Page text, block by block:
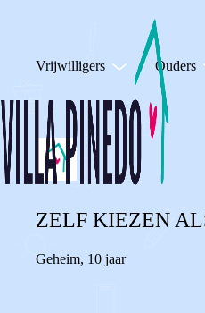
Vrijwilligers Ouders
ZELF KIEZEN
Geheim, 10 jaar